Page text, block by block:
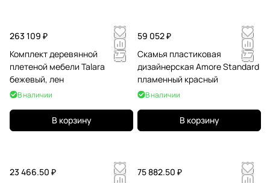
263 109 ₽
Комплект деревянной
плетеной мебели Talara
бежевый, лен
В наличии
В корзину
59 052 ₽
Скамья пластиковая
дизайнерская Amore Standard
пламенный красный
В наличии
В корзину
23 466.50 ₽
75 882.50 ₽